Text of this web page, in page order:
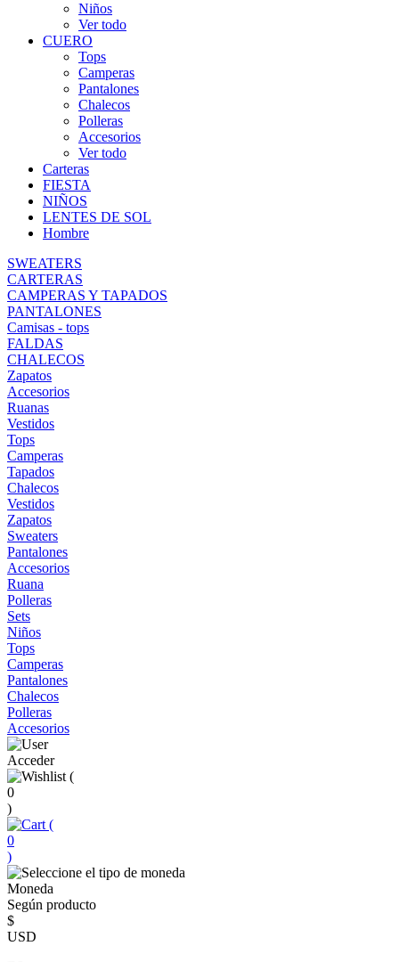
Niños
Ver todo
CUERO
Tops
Camperas
Pantalones
Chalecos
Polleras
Accesorios
Ver todo
Carteras
FIESTA
NIÑOS
LENTES DE SOL
Hombre
SWEATERS
CARTERAS
CAMPERAS Y TAPADOS
PANTALONES
Camisas - tops
FALDAS
CHALECOS
Zapatos
Accesorios
Ruanas
Vestidos
Tops
Camperas
Tapados
Chalecos
Vestidos
Zapatos
Sweaters
Pantalones
Accesorios
Ruana
Polleras
Sets
Niños
Tops
Camperas
Pantalones
Chalecos
Polleras
Accesorios
Acceder
(
0
)
(
0
)
Moneda
Según producto
$
USD